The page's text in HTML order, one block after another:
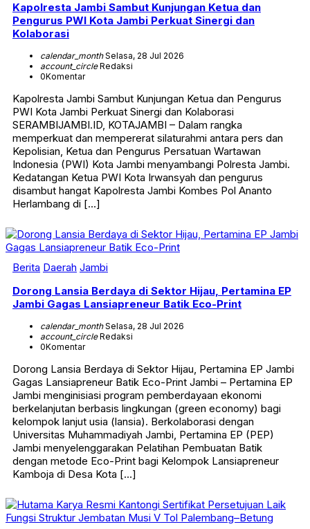
Kapolresta Jambi Sambut Kunjungan Ketua dan
Pengurus PWI Kota Jambi Perkuat Sinergi dan
Kolaborasi
calendar_monthSelasa, 28 Jul 2026
account_circleRedaksi
0Komentar
Kapolresta Jambi Sambut Kunjungan Ketua dan Pengurus
PWI Kota Jambi Perkuat Sinergi dan Kolaborasi
SERAMBIJAMBI.ID, KOTAJAMBI – Dalam rangka
memperkuat dan mempererat silaturahmi antara pers dan
Kepolisian, Ketua dan Pengurus Persatuan Wartawan
Indonesia (PWI) Kota Jambi menyambangi Polresta Jambi.
Kedatangan Ketua PWI Kota Irwansyah dan pengurus
disambut hangat Kapolresta Jambi Kombes Pol Ananto
Herlambang di […]
Berita Daerah Jambi
Dorong Lansia Berdaya di Sektor Hijau, Pertamina EP
Jambi Gagas Lansiapreneur Batik Eco-Print
calendar_monthSelasa, 28 Jul 2026
account_circleRedaksi
0Komentar
Dorong Lansia Berdaya di Sektor Hijau, Pertamina EP Jambi
Gagas Lansiapreneur Batik Eco-Print Jambi – Pertamina EP
Jambi menginisiasi program pemberdayaan ekonomi
berkelanjutan berbasis lingkungan (green economy) bagi
kelompok lanjut usia (lansia). Berkolaborasi dengan
Universitas Muhammadiyah Jambi, Pertamina EP (PEP)
Jambi menyelenggarakan Pelatihan Pembuatan Batik
dengan metode Eco-Print bagi Kelompok Lansiapreneur
Kamboja di Desa Kota […]